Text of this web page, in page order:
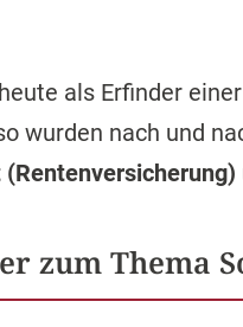
als Erfinder einer
wurden nach und
zum Thema